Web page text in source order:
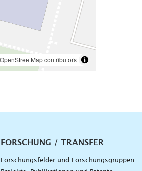
FORSCHUNG / TRANSFER
Forschungsfelder und Forschungsgruppen